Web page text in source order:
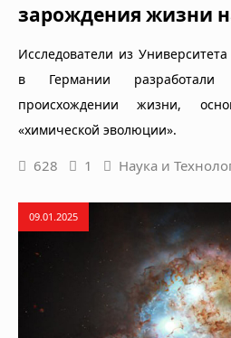
зарождения жизни
Исследователи из
в Германии
происхождении жизни,
«химической эволюции».
628 1 Наука и
09.01.2025